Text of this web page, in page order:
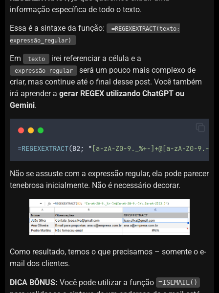
informação específica de todo o texto.
Essa é a sintaxe da função:
=REGEXEXTRACT(texto;
expressão_regular)
Em texto irei referenciar a célula e a
expressão_regular
será um pouco mais complexo de
criar, mas continue até o final desse post. Você também
irá aprender a gerar REGEX utilizando ChatGPT ou
Gemini.
=REGEXEXTRACT(B2; " [a-zA-Z0-9._%+-]+@[a-zA-Z0-9.-]+
Não se assuste com a expressão regular, ela pode parecer
tenebrosa inicialmente. Não é necessário decorar.
Como resultado, temos o que precisamos – somente o e-
mail dos clientes.
DICA BÔNUS: Você pode utilizar a função =ISEMAIL()